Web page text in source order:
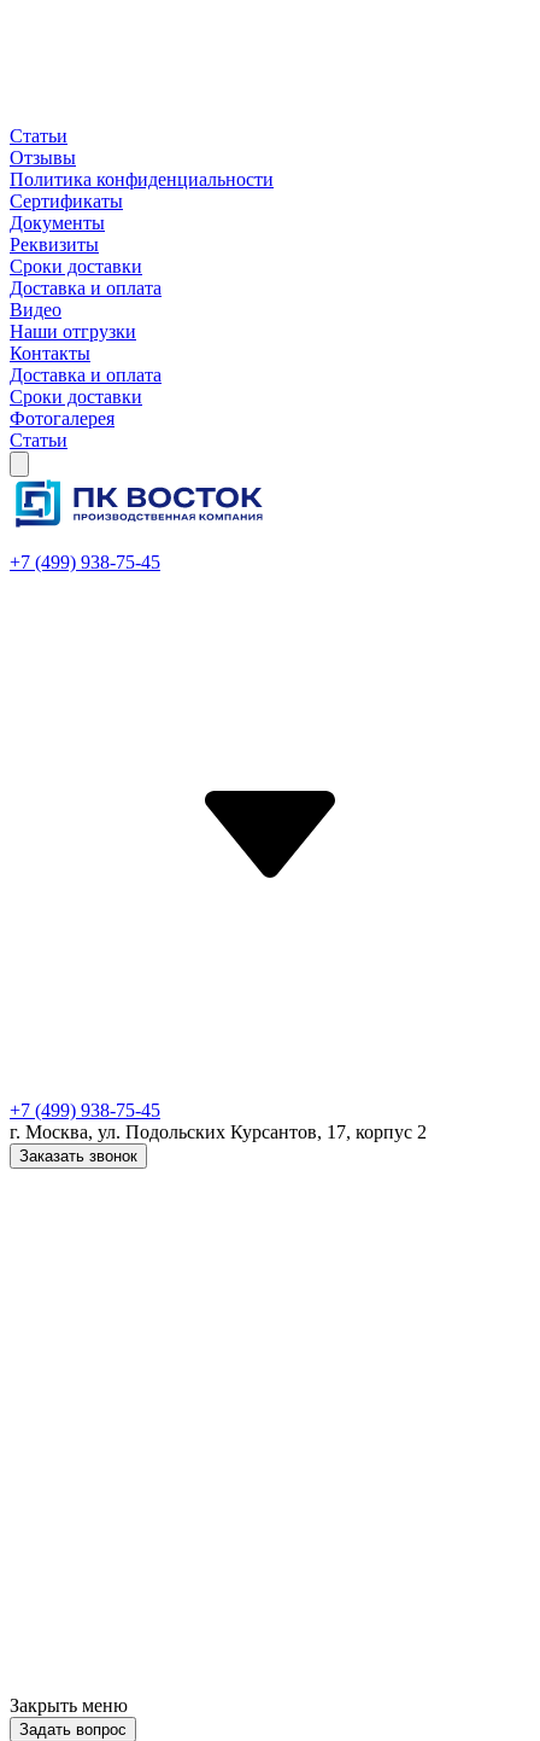
Статьи
Отзывы
Политика конфиденциальности
Сертификаты
Документы
Реквизиты
Сроки доставки
Доставка и оплата
Видео
Наши отгрузки
Контакты
Доставка и оплата
Сроки доставки
Фотогалерея
Статьи
+7 (499) 938-75-45
+7 (499) 938-75-45
г. Москва, ул. Подольских Курсантов, 17, корпус 2
Заказать звонок
Закрыть меню
Задать вопрос